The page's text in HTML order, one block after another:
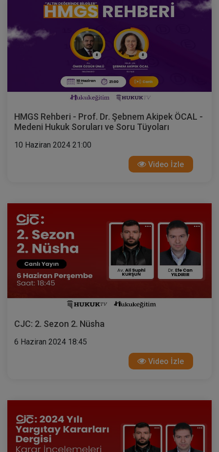
HMGS Rehberi - Prof. Dr. Şebnem Akipek ÖCAL -
Medeni Hukuk Soruları ve Soru Tüyoları
10 Haziran 2024 21:00
Video İzle
CJC: 2. Sezon 2. Nüsha
6 Haziran 2024 18:45
Video İzle